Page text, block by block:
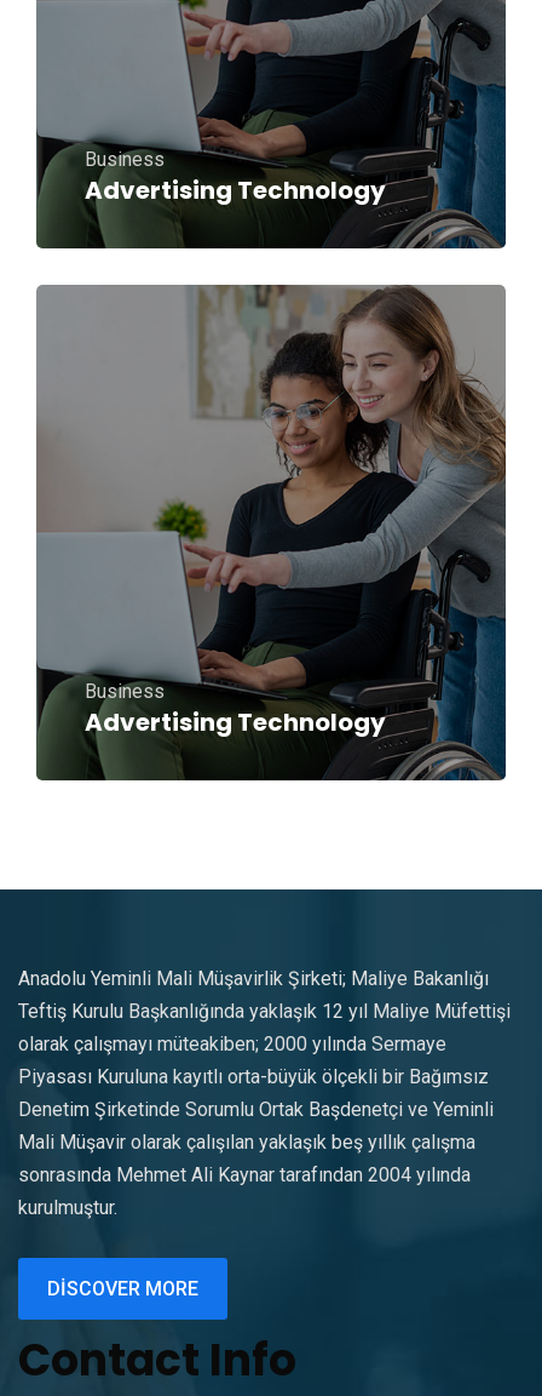
Advertising Technology
Business
Advertising Technology
Business
Anadolu Yeminli Mali Müşavirlik Şirketi; Maliye Bakanlığı
Teftiş Kurulu Başkanlığında yaklaşık 12 yıl Maliye Müfettişi
olarak çalışmayı müteakiben; 2000 yılında Sermaye
Piyasası Kuruluna kayıtlı orta-büyük ölçekli bir Bağımsız
Denetim Şirketinde Sorumlu Ortak Başdenetçi ve Yeminli
Mali Müşavir olarak çalışılan yaklaşık beş yıllık çalışma
sonrasında Mehmet Ali Kaynar tarafından 2004 yılında
kurulmuştur.
DISCOVER MORE
Contact Info